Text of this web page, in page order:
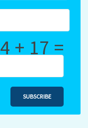
4 + 17 =
SUBSCRIBE